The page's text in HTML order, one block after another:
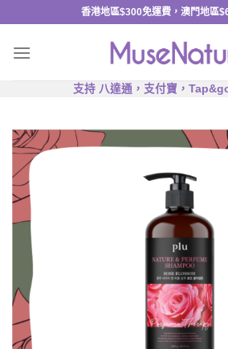
content
香港地區$300免運費，澳門地區
支持 八達通，支付寶，